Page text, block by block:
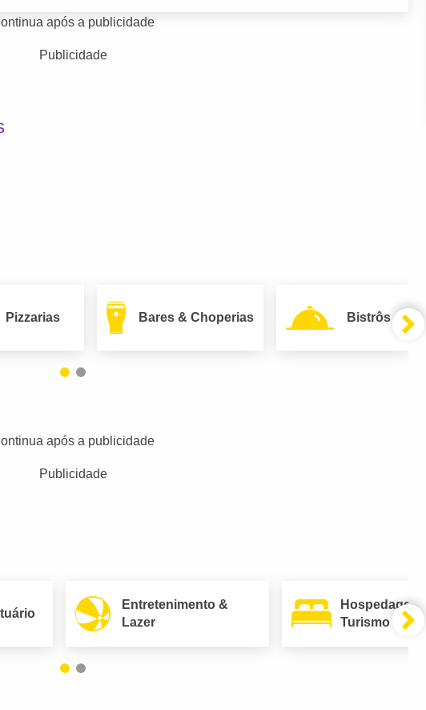
após a publicidade
Publicidade
Pizzarias Bares & Choperias Bistrôs
após a publicidade
Publicidade
Entretenimento &
Lazer
Hospedagem
Turismo